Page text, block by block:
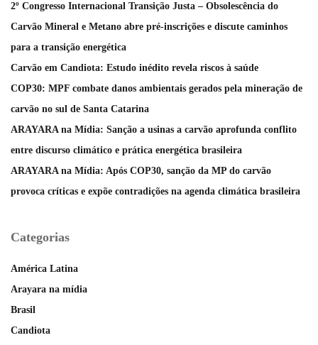
2º Congresso Internacional Transição Justa – Obsolescência do
Carvão Mineral e Metano abre pré-inscrições e discute caminhos
para a transição energética
Carvão em Candiota: Estudo inédito revela riscos à saúde
COP30: MPF combate danos ambientais gerados pela mineração de
carvão no sul de Santa Catarina
ARAYARA na Mídia: Sanção a usinas a carvão aprofunda conflito
entre discurso climático e prática energética brasileira
ARAYARA na Mídia: Após COP30, sanção da MP do carvão
provoca críticas e expõe contradições na agenda climática brasileira
Categorias
América Latina
Arayara na mídia
Brasil
Candiota